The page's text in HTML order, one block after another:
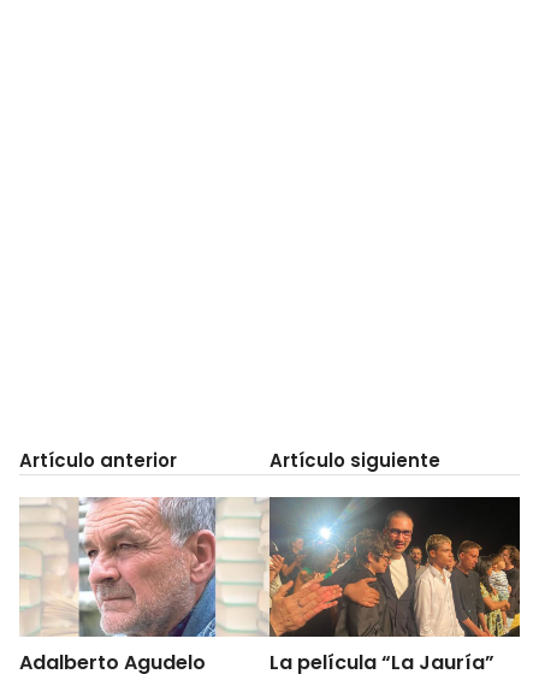
Artículo anterior
Adalberto Agudelo
Artículo siguiente
La película “La Jauría”